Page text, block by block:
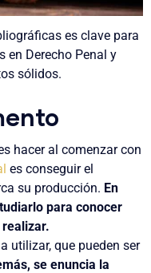
es clave para
en Derecho Penal y
sólidos.
hacer al comenzar con
es conseguir el
su producción. En
para conocer
a utilizar, que pueden ser
se enuncia la